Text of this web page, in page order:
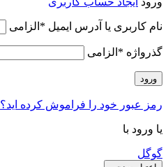
نام کاربری یا آدرس ایمیل * الزامی
گذرواژه * الزامی
ورود
رمز عبور خود را فراموش کرده اید؟
یا ورود با
گوگل